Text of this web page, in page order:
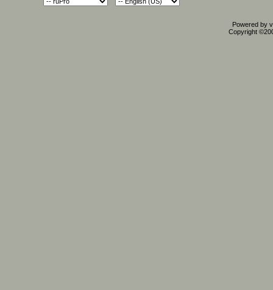
Powered by
Copyright